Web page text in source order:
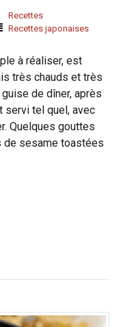
Recettes
Recettes japonaises
à réaliser, est
très chauds et très
de dîner, après
servi tel quel, avec
Quelques gouttes
de sesame toastées